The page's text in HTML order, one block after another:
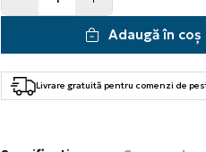
Adaugă în coș
Livrare gratuită pentru comenzi de